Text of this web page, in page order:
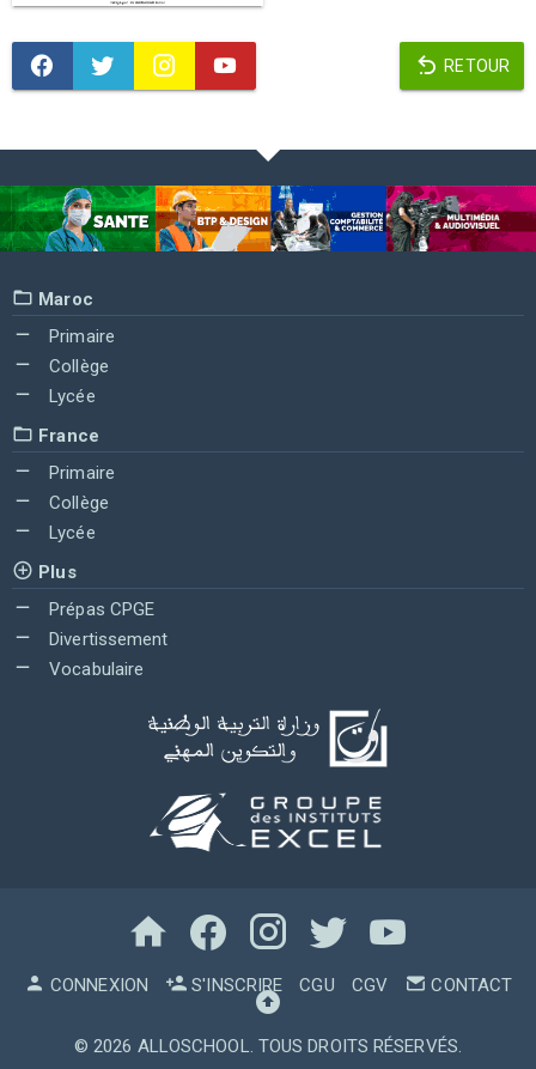
RETOUR
Maroc
Primaire
Collège
Lycée
France
Primaire
Collège
Lycée
Plus
Prépas CPGE
Divertissement
Vocabulaire
CONNEXION S'INSCRIRE CGU CGV CONTACT
© 2026 ALLOSCHOOL. TOUS DROITS RÉSERVÉS.